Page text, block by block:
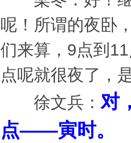
呢！所谓的夜卧
们来算，9点到
点呢就很夜
徐文兵： 对
点——寅时。